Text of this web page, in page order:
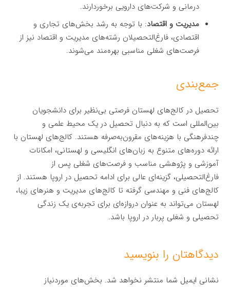
درمانی و شرکت‌های دارویی برخوردارند.
مدیریت و اقتصاد: با توجه به رشد بخش‌های تجاری و
اقتصادی، فارغ‌التحصیلان رشته‌های مدیریت و اقتصاد نیز از
فرصت‌های شغلی مناسبی بهره‌مند می‌شوند.
جمع‌بندی
تحصیل در کالج‌های لهستان فرصتی بی‌نظیر برای دانشجویان
بین‌المللی است که به دنبال تحصیل در یک محیط علمی و
چندفرهنگی با هزینه‌های مقرون‌به‌صرفه هستند. کالج‌های لهستان با
ارائه دوره‌های متنوع به زبان‌های انگلیسی و لهستانی، امکانات
آموزشی و پژوهشی مناسب و فرصت‌های شغلی پس از
فارغ‌التحصیلی، گزینه‌ای عالی برای ادامه تحصیل در اروپا هستند. از
کالج‌های فنی و مهندسی گرفته تا کالج‌های مدیریت و هنرهای زیبا،
لهستان می‌تواند به عنوان دروازه‌ای برای تجربه‌ی یک زندگی
تحصیلی و شغلی پربار در اروپا باشد.
دیدگاهتان را بنویسید
نشانی ایمیل شما منتشر نخواهد شد. بخش‌های موردنیاز